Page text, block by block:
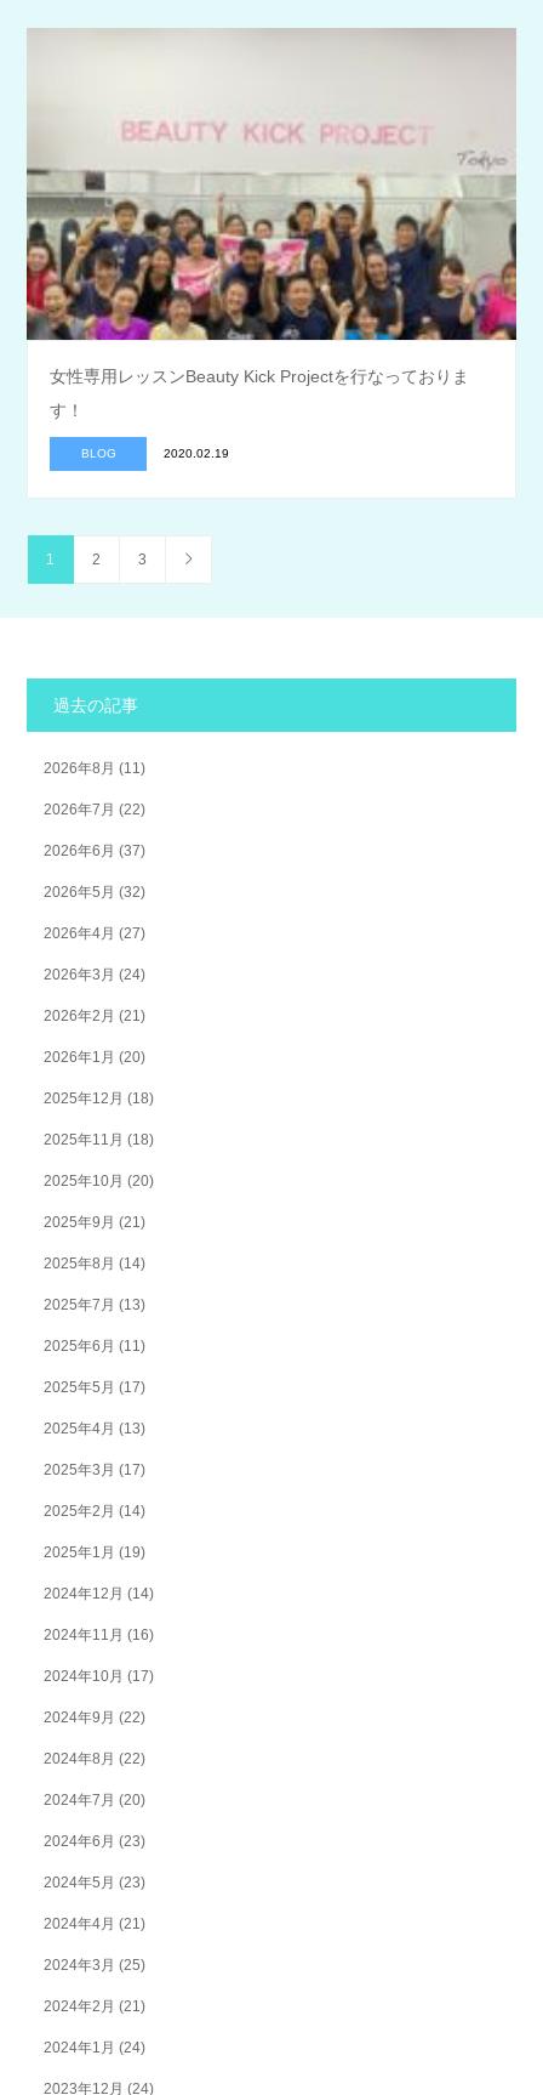
女性専用レッスンBeauty Kick Projectを行なっておりま
す！
BLOG 2020.02.19
1 2 3
過去の記事
2026年8月 (11)
2026年7月 (22)
2026年6月 (37)
2026年5月 (32)
2026年4月 (27)
2026年3月 (24)
2026年2月 (21)
2026年1月 (20)
2025年12月 (18)
2025年11月 (18)
2025年10月 (20)
2025年9月 (21)
2025年8月 (14)
2025年7月 (13)
2025年6月 (11)
2025年5月 (17)
2025年4月 (13)
2025年3月 (17)
2025年2月 (14)
2025年1月 (19)
2024年12月 (14)
2024年11月 (16)
2024年10月 (17)
2024年9月 (22)
2024年8月 (22)
2024年7月 (20)
2024年6月 (23)
2024年5月 (23)
2024年4月 (21)
2024年3月 (25)
2024年2月 (21)
2024年1月 (24)
2023年12月 (24)